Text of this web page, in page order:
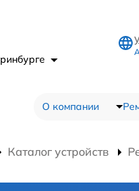
О компании
Каталог устройств